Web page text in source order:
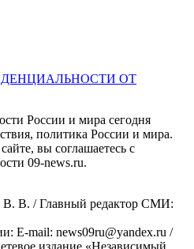
ОТ
России и мира сегодня
политика России и мира.
вы соглашаетесь с
09-news.ru.
B. / Главный редактор СМИ:
E-mail: news09ru@yandex.ru /